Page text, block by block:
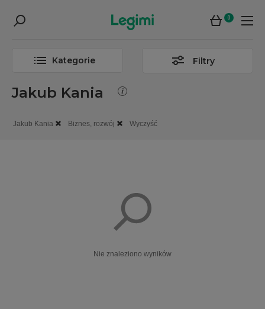
0
Kategorie Filtry
Jakub Kania
Jakub Kania Biznes, rozwój Wyczyść
Nie znaleziono wyników